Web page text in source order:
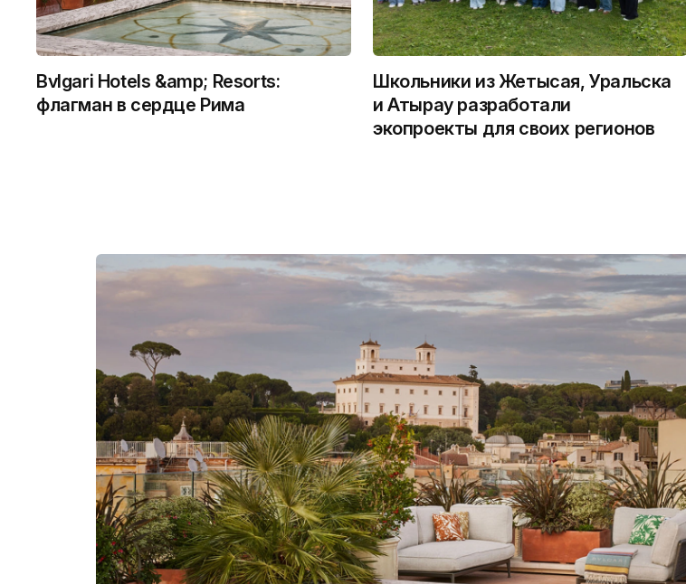
Bvlgari Hotels &amp; Resorts:
флагман в сердце Рима
Школьники из Жетысая, Уральска
и Атырау разработали
экопроекты для своих регионов